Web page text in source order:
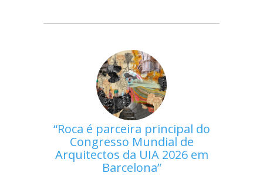
Roca é parceira principal do
Congresso Mundial de
Arquitectos da UIA 2026 em
Barcelona